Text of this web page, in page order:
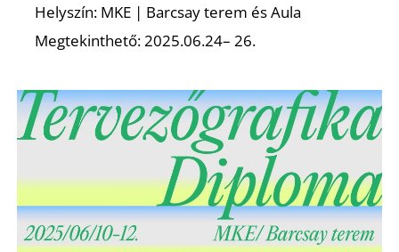
Helyszín: MKE | Barcsay terem és Aula
Megtekinthető: 2025.06.24– 26.